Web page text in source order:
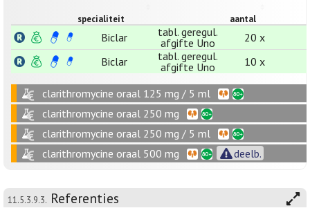
specialiteit aantal
Biclar
tabl. geregul.
afgifte Uno
20 x
Biclar
tabl. geregul.
afgifte Uno
10 x
clarithromycine oraal 125 mg / 5 ml
clarithromycine oraal 250 mg
clarithromycine oraal 250 mg / 5 ml
clarithromycine oraal 500 mg
deelb.
11.5.3.9.3. Referenties